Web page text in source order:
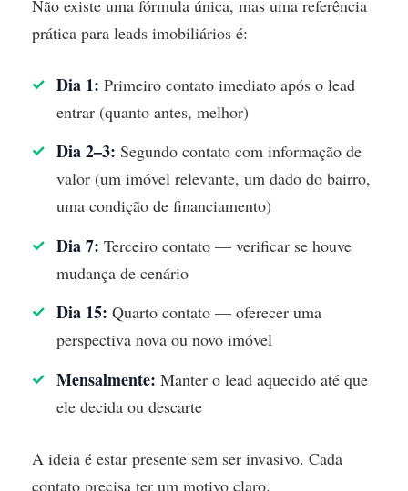
Não existe uma fórmula única, mas uma referência
prática para leads imobiliários é:
Dia 1: Primeiro contato imediato após o lead
entrar (quanto antes, melhor)
Dia 2–3: Segundo contato com informação de
valor (um imóvel relevante, um dado do bairro,
uma condição de financiamento)
Dia 7: Terceiro contato — verificar se houve
mudança de cenário
Dia 15: Quarto contato — oferecer uma
perspectiva nova ou novo imóvel
Mensalmente: Manter o lead aquecido até que
ele decida ou descarte
A ideia é estar presente sem ser invasivo. Cada
contato precisa ter um motivo claro.